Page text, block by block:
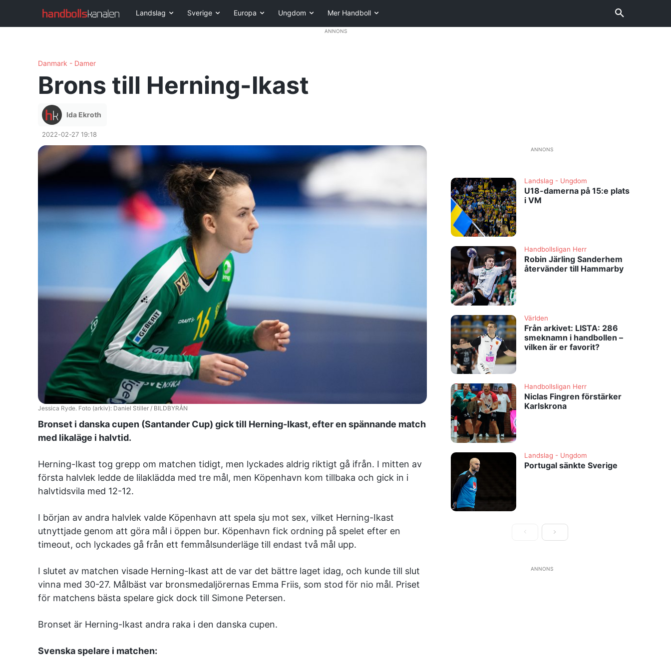
Landslag Sverige Europa Ungdom Mer Handboll
ANNONS
Danmark - Damer
Brons till Herning-Ikast
Ida Ekroth
2022-02-27 19:18
Jessica Ryde. Foto (arkiv): Daniel Stiller / BILDBYRÅN
Bronset i danska cupen (Santander Cup) gick till Herning-Ikast, efter en spännande match
med likaläge i halvtid.
Herning-Ikast tog grepp om matchen tidigt, men lyckades aldrig riktigt gå ifrån. I mitten av
första halvlek ledde de lilaklädda med tre mål, men Köpenhavn kom tillbaka och gick in i
halvtidsvila med 12-12.
I början av andra halvlek valde Köpenhavn att spela sju mot sex, vilket Herning-Ikast
utnyttjade genom att göra mål i öppen bur. Köpenhavn fick ordning på spelet efter en
timeout, och lyckades gå från ett femmålsunderläge till endast två mål upp.
I slutet av matchen visade Herning-Ikast att de var det bättre laget idag, och kunde till slut
vinna med 30-27. Målbäst var bronsmedaljörernas Emma Friis, som stod för nio mål. Priset
för matchens bästa spelare gick dock till Simone Petersen.
Bronset är Herning-Ikast andra raka i den danska cupen.
Svenska spelare i matchen:
ANNONS
Landslag - Ungdom
U18-damerna på 15:e plats
i VM
Handbollsligan Herr
Robin Järling Sanderhem
återvänder till Hammarby
Världen
Från arkivet: LISTA: 286
smeknamn i handbollen –
vilken är er favorit?
Handbollsligan Herr
Niclas Fingren förstärker
Karlskrona
Landslag - Ungdom
Portugal sänkte Sverige
ANNONS